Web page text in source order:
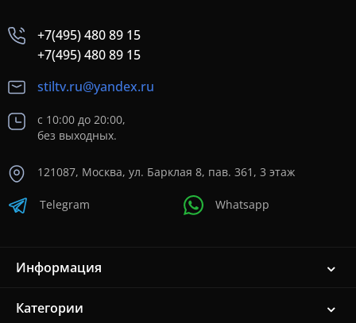
+7(495) 480 89 15
+7(495) 480 89 15
stiltv.ru@yandex.ru
с 10:00 до 20:00,
без выходных.
121087, Москва, ул. Барклая 8, пав. 361, 3 этаж
Telegram Whatsapp
Информация
Категории